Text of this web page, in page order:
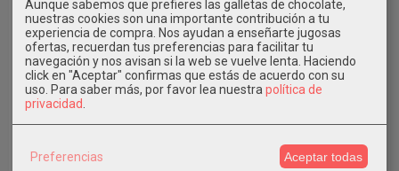
También puedes pagar con Bizum al Tfno. 609546971
Aunque sabemos que prefieres las galletas de chocolate,
nuestras cookies son una importante contribución a tu
experiencia de compra. Nos ayudan a enseñarte jugosas
ofertas, recuerdan tus preferencias para facilitar tu
navegación y nos avisan si la web se vuelve lenta. Haciendo
click en "Aceptar" confirmas que estás de acuerdo con su
uso. Para saber más, por favor lea nuestra política de
privacidad
Preferencias Aceptar todas